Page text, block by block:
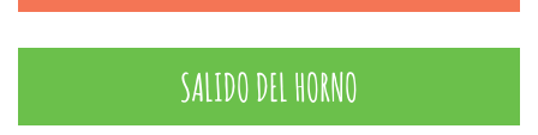
SALIDO DEL HORNO